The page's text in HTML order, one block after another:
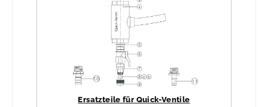
Ersatzteile für Quick-Ventile